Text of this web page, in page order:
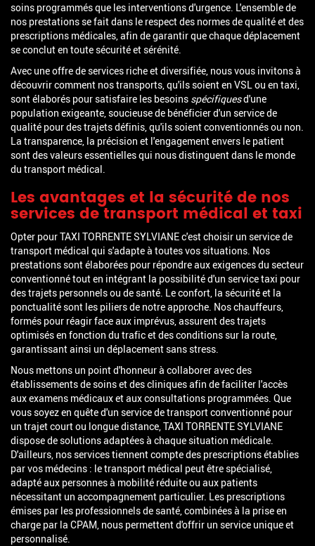
soins programmés que les interventions d'urgence. L'ensemble de
nos prestations se fait dans le respect des normes de qualité et des
prescriptions médicales, afin de garantir que chaque déplacement
se conclut en toute sécurité et sérénité.
Avec une offre de services riche et diversifiée, nous vous invitons à
découvrir comment nos transports, qu'ils soient en VSL ou en taxi,
sont élaborés pour satisfaire les besoins spécifiquesd'une
population exigeante, soucieuse de bénéficier d'un service de
qualité pour des trajets définis, qu'ils soient conventionnés ou non.
La transparence, la précision et l'engagement envers le patient
sont des valeurs essentielles qui nous distinguent dans le monde
du transport médical.
Les avantages et la sécurité de nos
services de transport médical et taxi
Opter pour TAXI TORRENTE SYLVIANE c'est choisir un service de
transport médical qui s'adapte à toutes vos situations. Nos
prestations sont élaborées pour répondre aux exigences du secteur
conventionné tout en intégrant la possibilité d'un service taxi pour
des trajets personnels ou de santé. Le confort, la sécurité et la
ponctualité sont les piliers de notre approche. Nos chauffeurs,
formés pour réagir face aux imprévus, assurent des trajets
optimisés en fonction du trafic et des conditions sur la route,
garantissant ainsi un déplacement sans stress.
Nous mettons un point d'honneur à collaborer avec des
établissements de soins et des cliniques afin de faciliter l'accès
aux examens médicaux et aux consultations programmées. Que
vous soyez en quête d'un service de transport conventionné pour
un trajet court ou longue distance, TAXI TORRENTE SYLVIANE
dispose de solutions adaptées à chaque situation médicale.
D'ailleurs, nos services tiennent compte des prescriptions établies
par vos médecins : le transport médical peut être spécialisé,
adapté aux personnes à mobilité réduite ou aux patients
nécessitant un accompagnement particulier. Les prescriptions
émises par les professionnels de santé, combinées à la prise en
charge par la CPAM, nous permettent d'offrir un service unique et
personnalisé.